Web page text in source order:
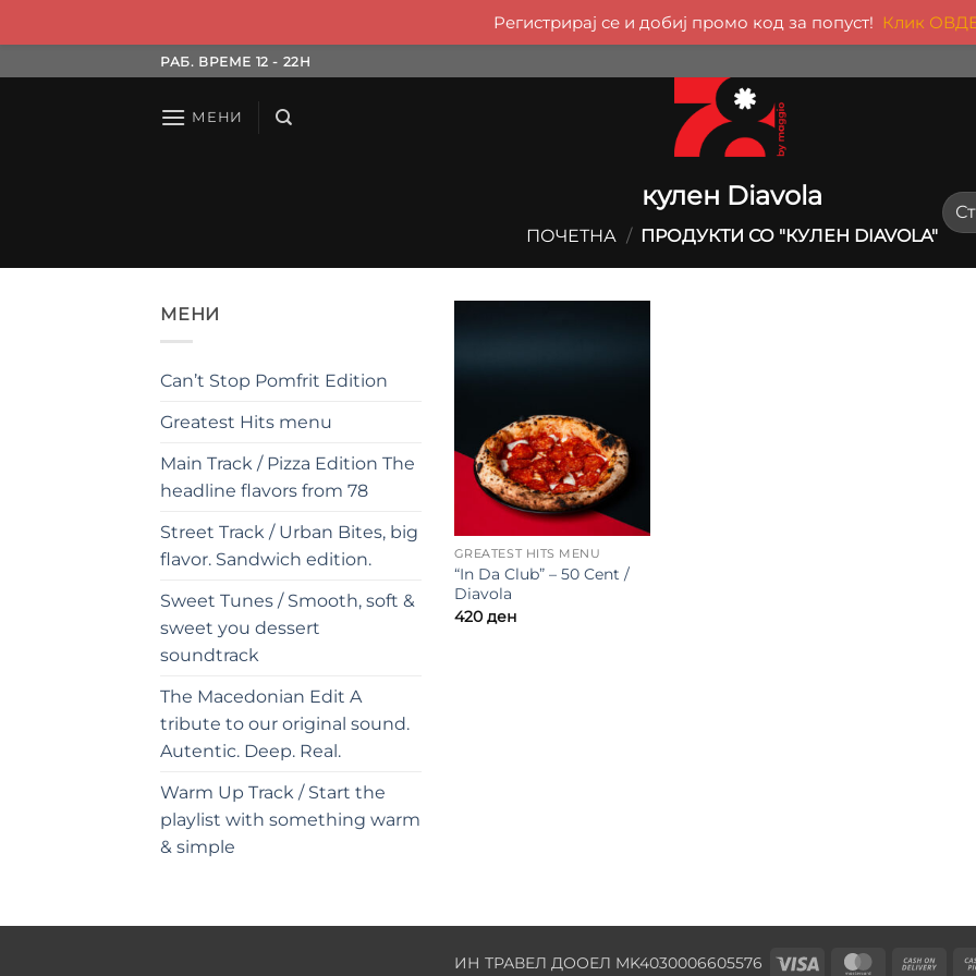
to
РАБ. ВРЕМЕ 12 - 22H
МЕНИ
кулен Diavola
ПОЧЕТНА / ПРОДУКТИ СО "КУЛЕН DIAVOLA"
МЕНИ
Can’t Stop Pomfrit Edition
Greatest Hits menu
Main Track / Pizza Edition The
headline flavors from 78
Street Track / Urban Bites, big
flavor. Sandwich edition.
Sweet Tunes / Smooth, soft &
sweet you dessert
soundtrack
The Macedonian Edit A
tribute to our original sound.
Autentic. Deep. Real.
Warm Up Track / Start the
playlist with something warm
& simple
GREATEST HITS MENU
“In Da Club” – 50 Cent /
Diavola
420ден
ИН ТРАВЕЛ ДООЕЛ MK4030006605576 Visa MasterCard
Cash
Регистрирај се и добиј промо код за попуст! Клик